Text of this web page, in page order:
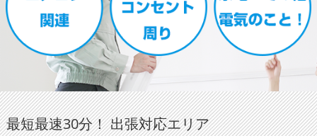
最短最速30分！ 出張対応エリア